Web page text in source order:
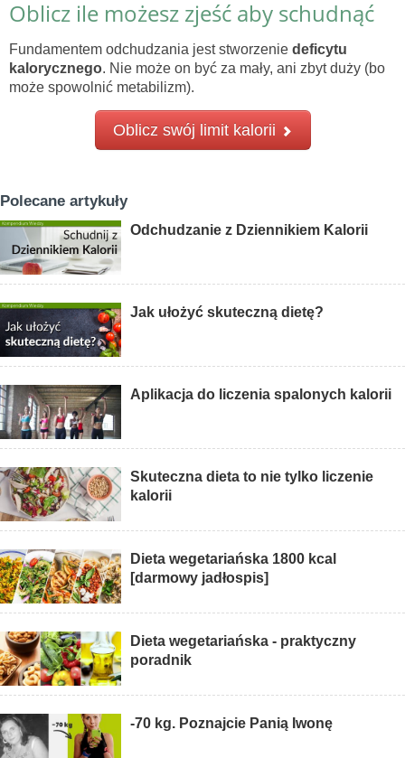
Oblicz ile możesz zjeść aby schudnąć
Fundamentem odchudzania jest stworzenie deficytu
kalorycznego. Nie może on być za mały, ani zbyt duży (bo
może spowolnić metabilizm).
Oblicz swój limit kalorii
Polecane artykuły
Odchudzanie z Dziennikiem Kalorii
Jak ułożyć skuteczną dietę?
Aplikacja do liczenia spalonych kalorii
Skuteczna dieta to nie tylko liczenie
kalorii
Dieta wegetariańska 1800 kcal
[darmowy jadłospis]
Dieta wegetariańska - praktyczny
poradnik
-70 kg. Poznajcie Panią Iwonę